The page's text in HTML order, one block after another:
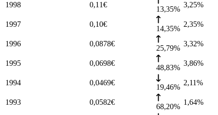
1998 0,11€
13,35%
3,25%
1997 0,10€
14,35%
2,35%
1996 0,0878€
25,79%
3,32%
1995 0,0698€
48,83%
3,86%
1994 0,0469€
19,46%
2,11%
1993 0,0582€
68,20%
1,64%